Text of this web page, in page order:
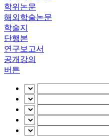
학위논문
해외학술논문
학술지
단행본
연구보고서
공개강의
버튼